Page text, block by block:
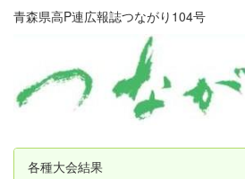
青森県高P連広報誌つながり104号
各種大会結果